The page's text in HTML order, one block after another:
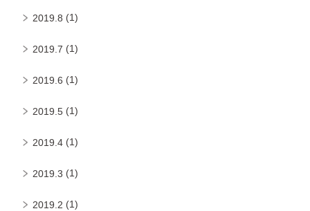
2019.8 (1)
2019.7 (1)
2019.6 (1)
2019.5 (1)
2019.4 (1)
2019.3 (1)
2019.2 (1)